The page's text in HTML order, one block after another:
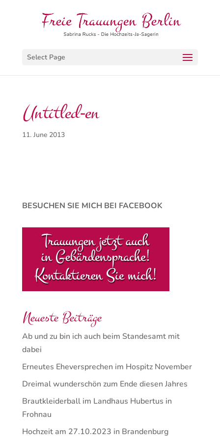
Select Page
Untitled-en
11. June 2013
BESUCHEN SIE MICH BEI FACEBOOK
Neueste Beiträge
Ab und zu bin ich auch beim Standesamt mit
dabei
Erneutes Eheversprechen im Hospitz November
Dreimal wunderschön zum Ende diesen Jahres
Brautkleiderball im Landhaus Hubertus in
Frohnau
Hochzeit am 27.10.2023 in Brandenburg